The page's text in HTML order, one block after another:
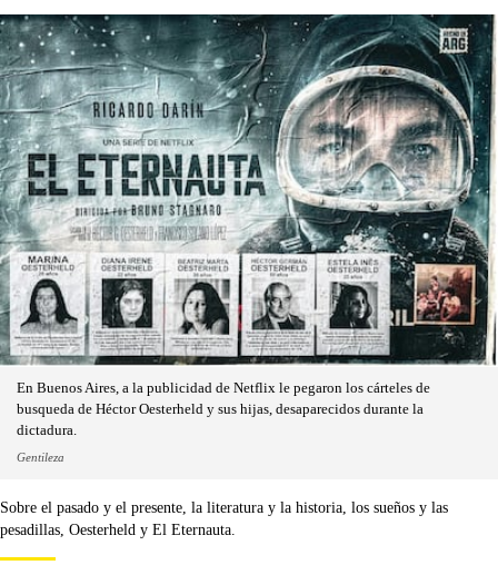
En Buenos Aires, a la publicidad de Netflix le pegaron los cárteles de
busqueda de Héctor Oesterheld y sus hijas, desaparecidos durante la
dictadura.
Gentileza
Sobre el pasado y el presente, la literatura y la historia, los sueños y las
pesadillas, Oesterheld y El Eternauta.